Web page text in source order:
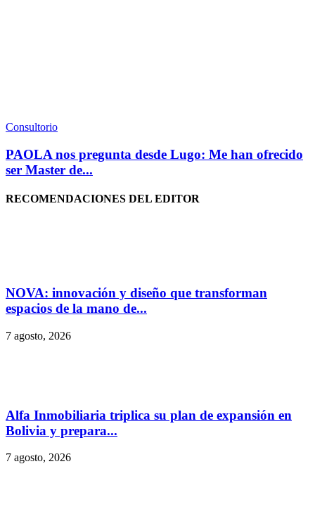
Consultorio
PAOLA nos pregunta desde Lugo: Me han ofrecido
ser Master de...
RECOMENDACIONES DEL EDITOR
NOVA: innovación y diseño que transforman
espacios de la mano de...
7 agosto, 2026
Alfa Inmobiliaria triplica su plan de expansión en
Bolivia y prepara...
7 agosto, 2026